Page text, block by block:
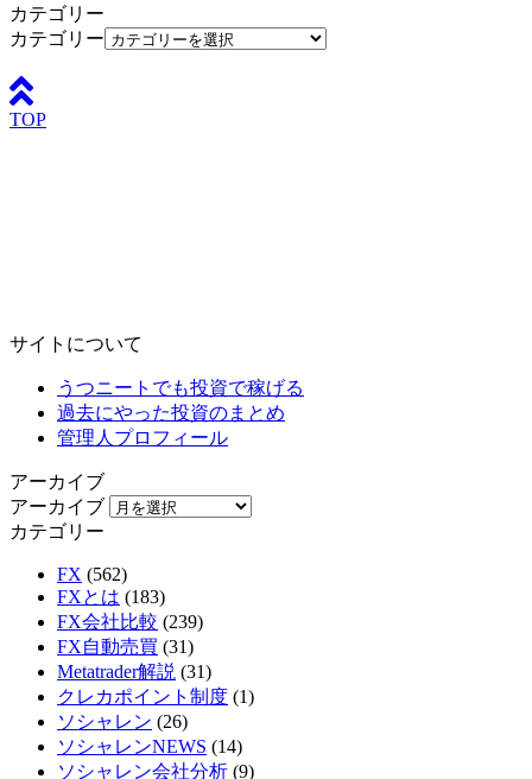
カテゴリー
カテゴリー
TOP
サイトについて
うつニートでも投資で稼げる
過去にやった投資のまとめ
管理人プロフィール
アーカイブ
アーカイブ
カテゴリー
FX (562)
FXとは (183)
FX会社比較 (239)
FX自動売買 (31)
Metatrader解説 (31)
クレカポイント制度 (1)
ソシャレン (26)
ソシャレンNEWS (14)
ソシャレン会社分析 (9)